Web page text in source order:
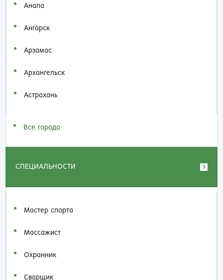
Анапа
Ангарск
Арзамас
Архангельск
Астрахань
Все города
СПЕЦИАЛЬНОСТИ
Мастер спорта
Массажист
Охранник
Сварщик